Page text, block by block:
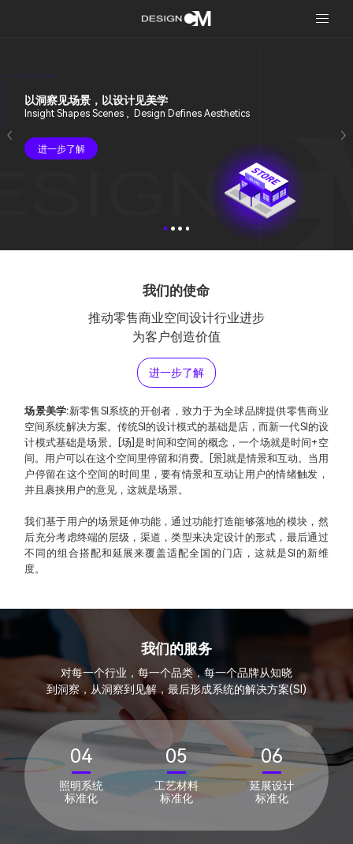
以洞察见场景，以设计见美学
Insight Shapes Scenes , Design Defines Aesthetics
进一步了解
我们的使命
推动零售商业空间设计行业进步
为客户创造价值
进一步了解
场景美学:新零售SI系统的开创者，致力于为全球品牌提供零售商业
空间系统解决方案。传统SI的设计模式的基础是店，而新一代SI的设
计模式基础是场景。[场]是时间和空间的概念，一个场就是时间+空
间。用户可以在这个空间里停留和消费。[景]就是情景和互动。当用
户停留在这个空间的时间里，要有情景和互动让用户的情绪触发，
并且裹挟用户的意见，这就是场景。
我们基于用户的场景延伸功能，通过功能打造能够落地的模块，然
后充分考虑终端的层级，渠道，类型来决定设计的形式，最后通过
不同的组合搭配和延展来覆盖适配全国的门店，这就是SI的新维
度。
我们的服务
对每一个行业，每一个品类，每一个品牌从知晓
到洞察，从洞察到见解，最后形成系统的解决方案(SI)
04
照明系统
标准化
05
工艺材料
标准化
06
延展设计
标准化